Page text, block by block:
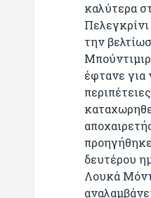
καλύτερα
την
έφτανε για
δευτέρου
Λουκά